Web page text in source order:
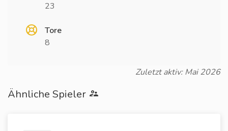
23
Tore
8
Zuletzt aktiv: Mai 2026
Ähnliche Spieler